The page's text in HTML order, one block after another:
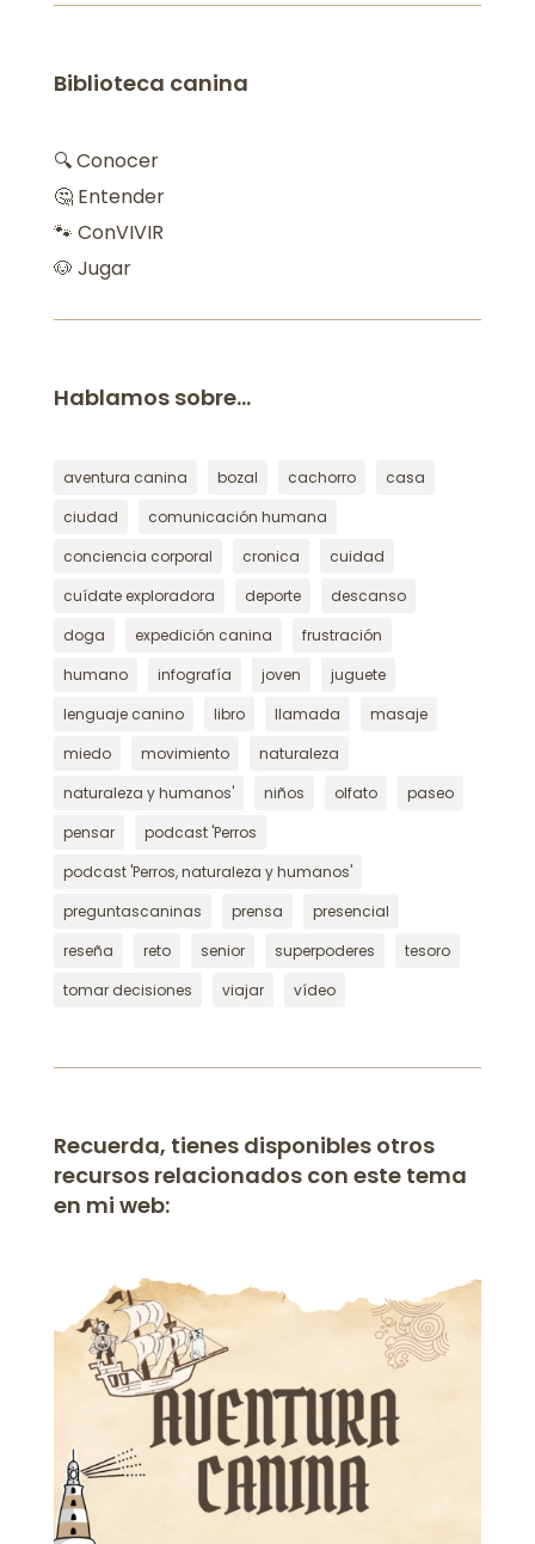
Biblioteca canina
🔍 Conocer
🤔 Entender
🐾 ConVIVIR
🐶 Jugar
Hablamos sobre…
aventura canina bozal cachorro
casa
ciudad
comunicación humana
conciencia corporal
cronica
cuidad
cuídate exploradora
deporte
descanso
doga
expedición canina
frustración
humano
infografía joven
juguete
lenguaje canino
libro llamada
masaje
miedo
movimiento
naturaleza
naturaleza y humanos'
niños olfato
paseo
pensar
podcast 'Perros
podcast 'Perros, naturaleza y humanos'
preguntascaninas
prensa
presencial
reseña
reto senior superpoderes
tesoro
tomar decisiones
viajar vídeo
Recuerda, tienes disponibles otros
recursos relacionados con este tema
en mi web: